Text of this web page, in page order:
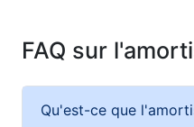
FAQ sur
Qu'est-ce que